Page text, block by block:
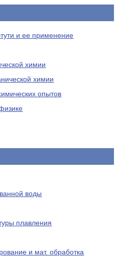
и ее применение
химии
химии
опытов
воды
плавления
и мат. обработка